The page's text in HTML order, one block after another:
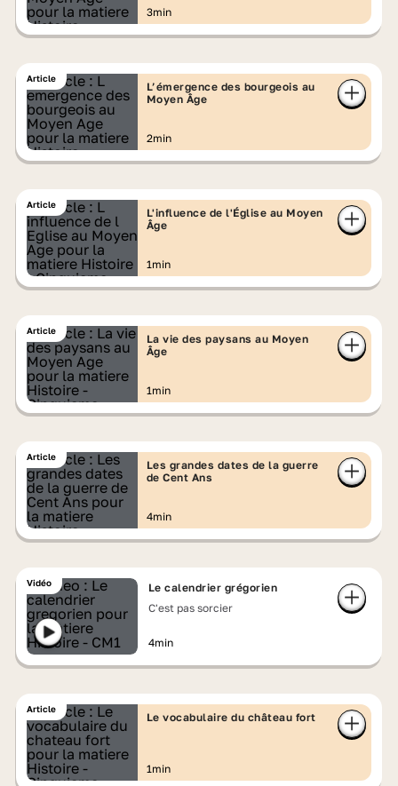
3min
Article
L’émergence des bourgeois au
Moyen Âge
2min
Article
L'influence de l'Église au Moyen
Âge
1min
Article
La vie des paysans au Moyen
Âge
1min
Article
Les grandes dates de la guerre
de Cent Ans
4min
Vidéo
Le calendrier grégorien
C'est pas sorcier
4min
Article
Le vocabulaire du château fort
1min